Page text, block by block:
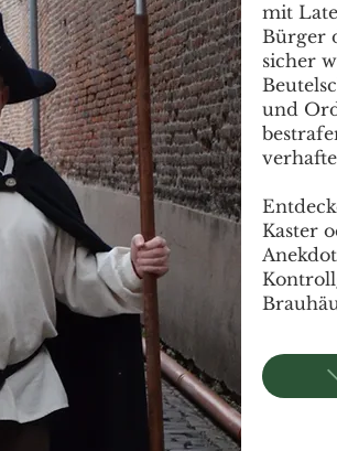
mit
Bürger
sicher
und
Kaster